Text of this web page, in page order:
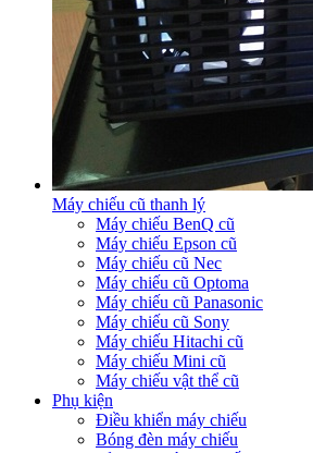
Máy chiếu cũ thanh lý
Máy chiếu BenQ cũ
Máy chiếu Epson cũ
Máy chiếu cũ Nec
Máy chiếu cũ Optoma
Máy chiếu cũ Panasonic
Máy chiếu cũ Sony
Máy chiếu Hitachi cũ
Máy chiếu Mini cũ
Máy chiếu vật thể cũ
Phụ kiện
Điều khiển máy chiếu
Bóng đèn máy chiếu